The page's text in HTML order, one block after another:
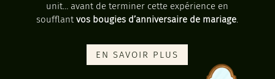
unit… avant de terminer cette expérience en
soufflantvos bougies d’anniversaire de mariage.
EN SAVOIR PLUS